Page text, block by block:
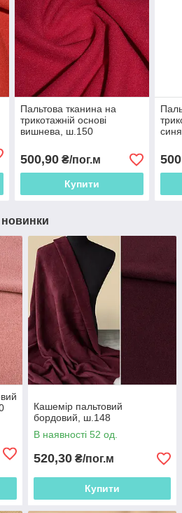
Пальтова тканина на
трикотажній основі
вишнева, ш.150
500,90₴/пог.м
Купити
новинки
Кашемір пальтовий
бордовий, ш.148
В наявності 52 од.
520,30 ₴/пог.м
Купити